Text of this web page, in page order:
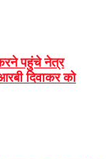
पहुंचे नेत्र
दिवाकर को